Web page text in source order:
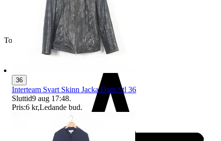
Toppsäljare
36
Interteam Svart Skinn Jacka Dam Stl 36
Sluttid9 aug 17:48.
Pris:6 kr,Ledande bud.